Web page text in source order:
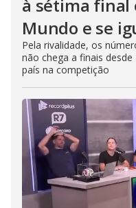
à sétima final
Mundo e se
Pela rivalidade, os
não chega a finais
país na competição